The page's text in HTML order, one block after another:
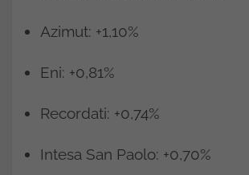
Azimut: +1,10%
Eni: +0,81%
Recordati: +0,74%
Intesa San Paolo: +0,70%